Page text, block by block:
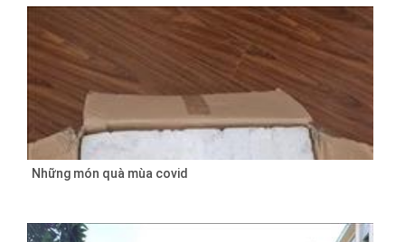
Những món quà mùa covid